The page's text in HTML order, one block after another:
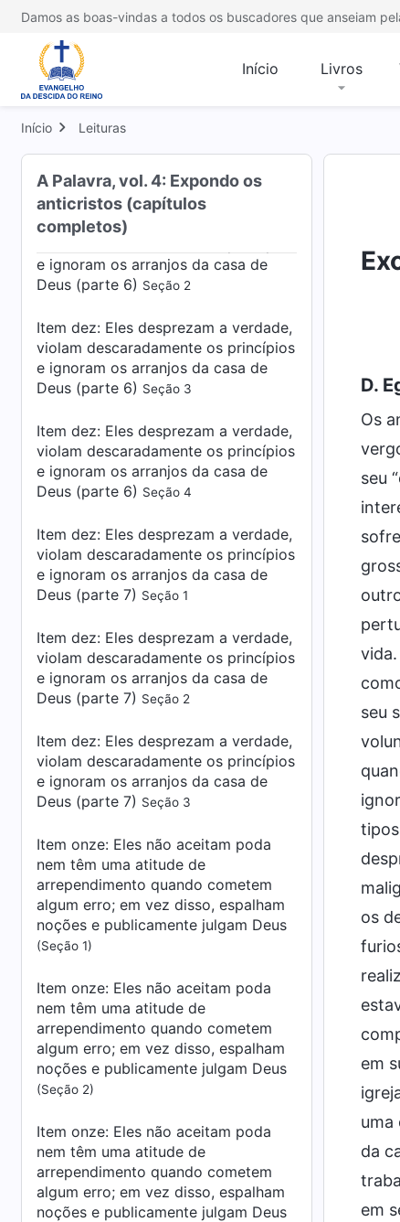
Damos as boas-vindas a todos os buscadores que anseiam
Início Livros
Início Leituras
A Palavra, vol. 4: Expondo os
anticristos (capítulos
completos)
Item dez: Eles desprezam a verdade,
violam descaradamente os princípios
e ignoram os arranjos da casa de
Deus (parte 5)
Item dez: Eles desprezam a verdade,
Deus (parte 6) Seção 1
Item dez: Eles desprezam a verdade,
e ignoram os arranjos da casa de
Deus (parte 6) Seção 2
Item dez: Eles desprezam a verdade,
violam descaradamente os princípios
e ignoram os arranjos da casa de
Deus (parte 6) Seção 3
Item dez: Eles desprezam a verdade,
violam descaradamente os princípios
e ignoram os arranjos da casa de
Deus (parte 6) Seção 4
Item dez: Eles desprezam a verdade,
violam descaradamente os princípios
e ignoram os arranjos da casa de
Deus (parte 7) Seção 1
Item dez: Eles desprezam a verdade,
violam descaradamente os princípios
e ignoram os arranjos da casa de
Deus (parte 7) Seção 2
Item dez: Eles desprezam a verdade,
violam descaradamente os princípios
e ignoram os arranjos da casa de
Deus (parte 7) Seção 3
Item onze: Eles não aceitam poda
nem têm uma atitude de
arrependimento quando cometem
algum erro; em vez disso, espalham
noções e publicamente julgam Deus
(Seção 1)
Item onze: Eles não aceitam poda
nem têm uma atitude de
arrependimento quando cometem
algum erro; em vez disso, espalham
noções e publicamente julgam Deus
(Seção 2)
Item onze: Eles não aceitam poda
nem têm uma atitude de
arrependimento quando cometem
algum erro; em vez disso, espalham
noções e publicamente julgam Deus
D.
Os
seu
seu
os
em
uma
da
em